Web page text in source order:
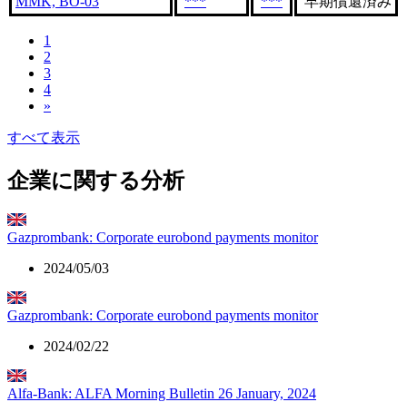
1
2
3
4
»
すべて表示
企業に関する分析
Gazprombank: Corporate eurobond payments monitor
2024/05/03
Gazprombank: Corporate eurobond payments monitor
2024/02/22
Alfa-Bank: ALFA Morning Bulletin 26 January, 2024